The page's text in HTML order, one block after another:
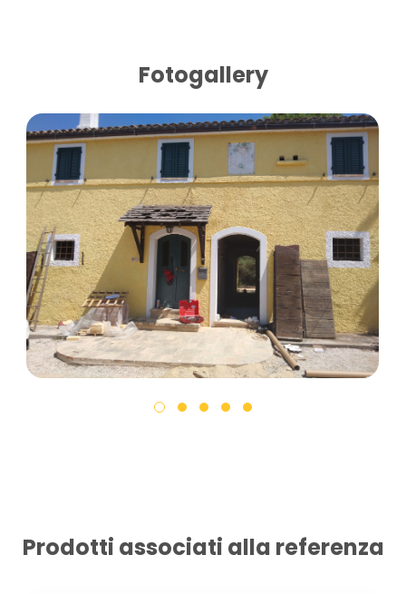
Fotogallery
Prodotti associati alla referenza